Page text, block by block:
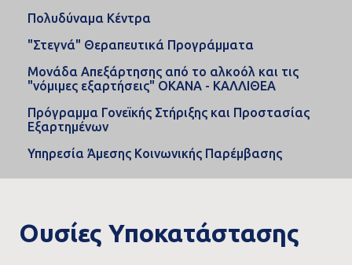
Πολυδύναμα Κέντρα
"Στεγνά" Θεραπευτικά Προγράμματα
Μονάδα Απεξάρτησης από το αλκοόλ και τις
"νόμιμες εξαρτήσεις" ΟΚΑΝΑ - ΚΑΛΛΙΘΕΑ
Πρόγραμμα Γονεϊκής Στήριξης και Προστασίας
Εξαρτημένων
Υπηρεσία Άμεσης Κοινωνικής Παρέμβασης
Ουσίες Υποκατάστασης